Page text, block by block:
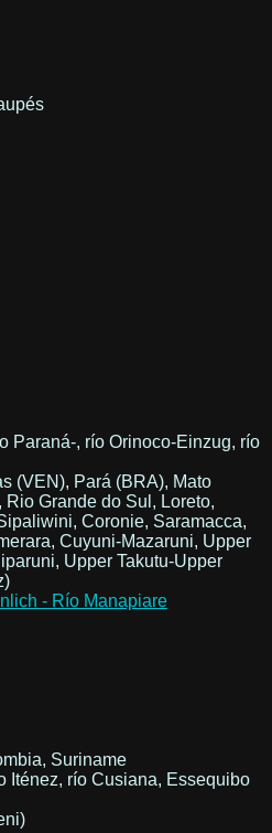
Paraná-, río Orinoco-Einzug, río
(VEN), Pará (BRA), Mato
Grande do Sul, Loreto,
Coronie, Saramacca,
Cuyuni-Mazaruni, Upper
Upper Takutu-Upper
Suriname
Iténez, río Cusiana, Essequibo